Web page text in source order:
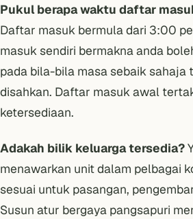
Pukul berapa waktu daftar
Daftar masuk bermula dari 3:00
masuk sendiri bermakna anda
pada bila-bila masa sebaik sahaja
disahkan. Daftar masuk awal
ketersediaan.
Adakah bilik keluarga tersedia?
menawarkan unit dalam pelbagai
sesuai untuk pasangan,
Susun atur bergaya pangsapuri